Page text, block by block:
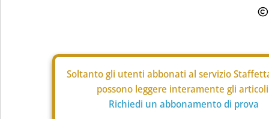
Soltanto gli utenti abbonati al servizio
possono leggere interamente gli
Richiedi un abbonamento di prova